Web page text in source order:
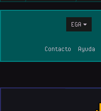
EGA
Contacto Ayuda